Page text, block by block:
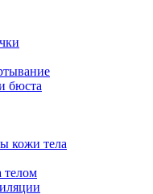
бюста
кожи тела
телом